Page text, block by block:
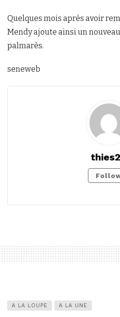
Quelques mois après avoir
Mendy ajoute ainsi un
palmarès.
seneweb
A LA LOUPE A LA UNE